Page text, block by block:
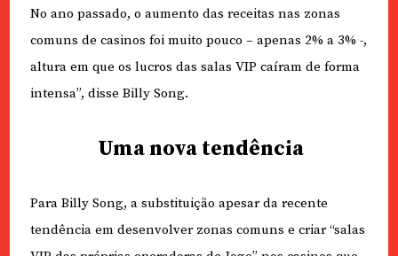
No ano passado, o aumento das receitas nas zonas
comuns de casinos foi muito pouco – apenas 2% a 3% -,
altura em que os lucros das salas VIP caíram de forma
intensa”, disse Billy Song.
Uma nova tendência
Para Billy Song, a substituição apesar da recente
tendência em desenvolver zonas comuns e criar “salas